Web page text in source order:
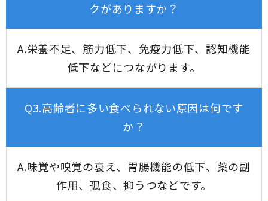
クがありますか？
A.栄養不足、筋力低下、免疫力低下、認知機能
低下などにつながります。
Q3.高齢者に多い食べられない原因は何です
か？
A.味覚や嗅覚の衰え、胃腸機能の低下、薬の副
作用、孤食、抑うつなどです。